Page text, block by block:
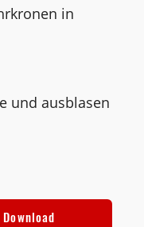
in
und ausblasen